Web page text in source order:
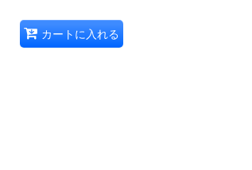
カートに入れる